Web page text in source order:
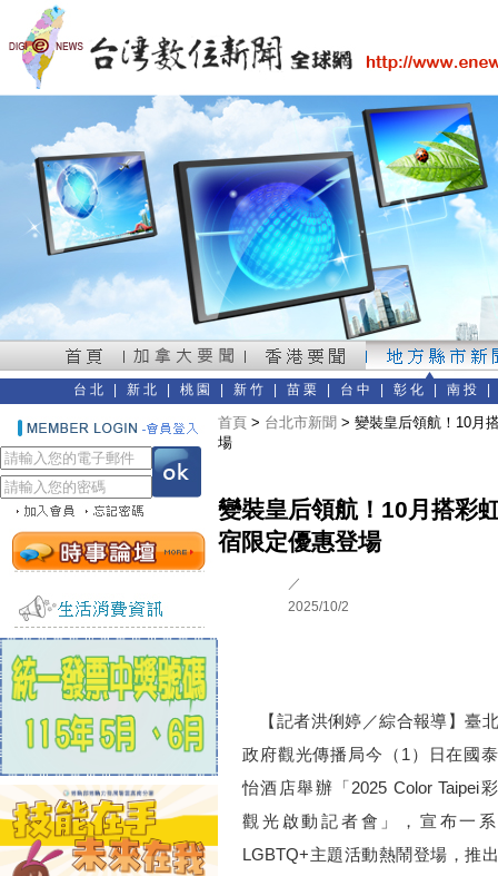
台北 新北 桃園 新竹 苗栗 台中 彰化 南投
首頁 > 台北市新聞 > 變裝皇后領航！10月
場
變裝皇后領航！10月搭彩
宿限定優惠登場
／
2025/10/2
【記者洪俐婷／綜合報導】臺
政府觀光傳播局今（1）日在國
怡酒店舉辦「2025 Color Taipei
觀光啟動記者會」，宣布一
LGBTQ+主題活動熱鬧登場，推